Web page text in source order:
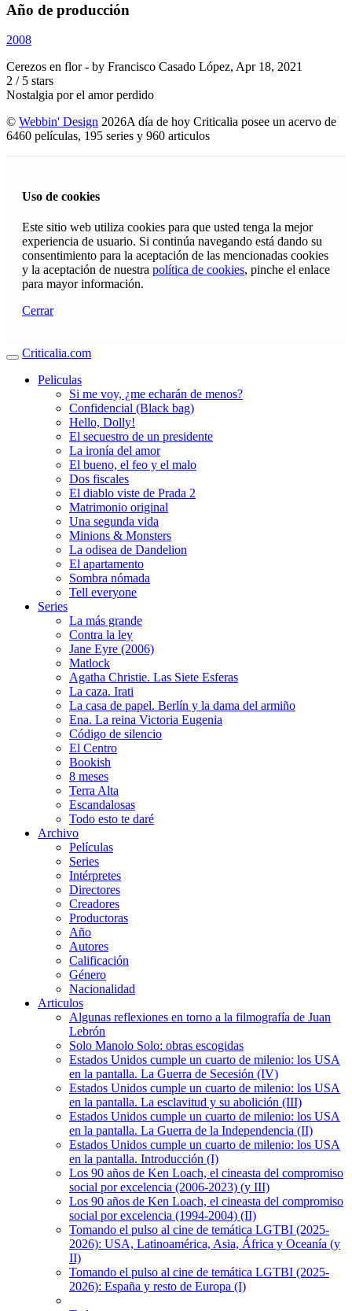
Año de producción
2008
Cerezos en flor- by Francisco Casado López, Apr 18, 2021
2 / 5 stars
Nostalgia por el amor perdido
© Webbin' Design 2026A día de hoy Criticalia posee un acervo de
6460 películas, 195 series y 960 articulos
Uso de cookies
Este sitio web utiliza cookies para que usted tenga la mejor
experiencia de usuario. Si continúa navegando está dando su
consentimiento para la aceptación de las mencionadas cookies
y la aceptación de nuestra política de cookies, pinche el enlace
para mayor información.
Cerrar
Criticalia.com
Peliculas
Si me voy, ¿me echarán de menos?
Confidencial (Black bag)
Hello, Dolly!
El secuestro de un presidente
La ironía del amor
El bueno, el feo y el malo
Dos fiscales
El diablo viste de Prada 2
Matrimonio original
Una segunda vida
Minions & Monsters
La odisea de Dandelion
El apartamento
Sombra nómada
Tell everyone
Series
La más grande
Contra la ley
Jane Eyre (2006)
Matlock
Agatha Christie. Las Siete Esferas
La caza. Irati
La casa de papel. Berlín y la dama del armiño
Ena. La reina Victoria Eugenia
Código de silencio
El Centro
Bookish
8 meses
Terra Alta
Escandalosas
Todo esto te daré
Archivo
Películas
Series
Intérpretes
Directores
Creadores
Productoras
Año
Autores
Calificación
Género
Nacionalidad
Articulos
Algunas reflexiones en torno a la filmografía de Juan
Lebrón
Solo Manolo Solo: obras escogidas
Estados Unidos cumple un cuarto de milenio: los USA
en la pantalla. La Guerra de Secesión (IV)
Estados Unidos cumple un cuarto de milenio: los USA
en la pantalla. La esclavitud y su abolición (III)
Estados Unidos cumple un cuarto de milenio: los USA
en la pantalla. La Guerra de la Independencia (II)
Estados Unidos cumple un cuarto de milenio: los USA
en la pantalla. Introducción (I)
Los 90 años de Ken Loach, el cineasta del compromiso
social por excelencia (2006-2023) (y III)
Los 90 años de Ken Loach, el cineasta del compromiso
social por excelencia (1994-2004) (II)
Tomando el pulso al cine de temática LGTBI (2025-
2026): USA, Latinoamérica, Asia, África y Oceanía (y
II)
Tomando el pulso al cine de temática LGTBI (2025-
2026): España y resto de Europa (I)